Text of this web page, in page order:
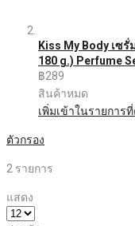
Kiss My Body เซ
180 g.) Perfume
฿289
สินค้าหมด
เพิ่มเข้าในรายการ
ตัวกรอง
2 รายการ
แสดง